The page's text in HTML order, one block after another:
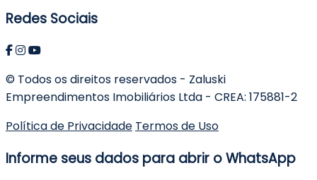
Redes Sociais
© Todos os direitos reservados - Zaluski
Empreendimentos Imobiliários Ltda - CREA: 175881-2
Política de Privacidade Termos de Uso
Informe seus dados para abrir o WhatsApp